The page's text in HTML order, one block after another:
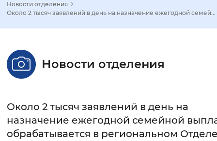
Настройка режима отображения
Стандартный Увеличенный
Без засечек С засечками
Интервал между буквами
Новости отделения
Около 2 тысяч заявлений в день на назначение ежегодной семей...
Новости отделения
Около 2 тысяч заявлений в день на
назначение ежегодной семейной
обрабатывается в региональном